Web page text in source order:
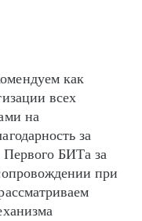
как
всех
на
за
Первого БИТа за
при